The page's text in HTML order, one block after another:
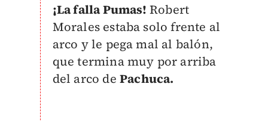
¡La falla Pumas! Robert
Morales estaba solo frente al
arco y le pega mal al balón,
que termina muy por arriba
del arco de Pachuca.